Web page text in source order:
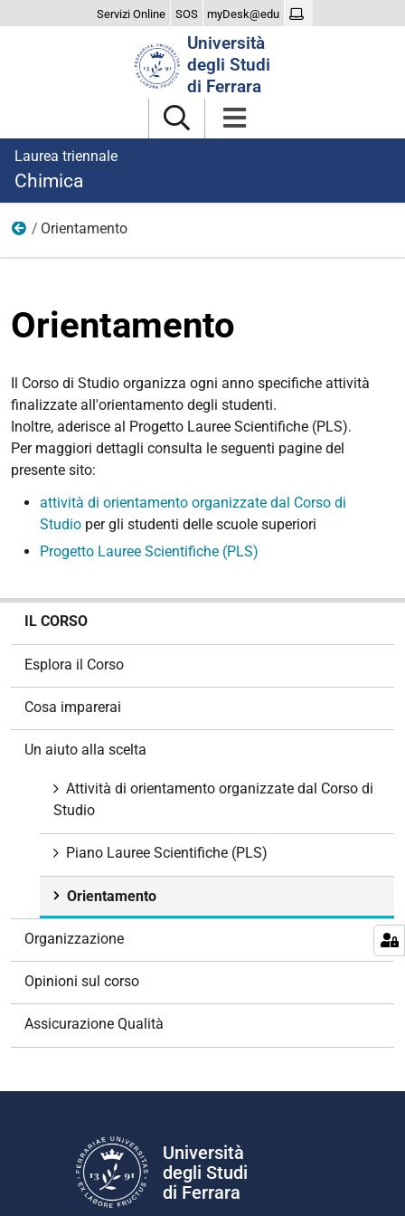
Servizi Online SOS myDesk@edu
Università
degli Studi
di Ferrara
Laurea triennale
Chimica
Un aiuto alla scelta
Orientamento
Orientamento
Il Corso di Studio organizza ogni anno specifiche attività
finalizzate all'orientamento degli studenti.
Inoltre, aderisce al Progetto Lauree Scientifiche (PLS).
Per maggiori dettagli consulta le seguenti pagine del
presente sito:
attività di orientamento organizzate dal Corso di
Studio per gli studenti delle scuole superiori
Progetto Lauree Scientifiche (PLS)
IL CORSO
Esplora il Corso
Cosa imparerai
Un aiuto alla scelta
Attività di orientamento organizzate dal Corso di
Studio
Piano Lauree Scientifiche (PLS)
Orientamento
Organizzazione
Opinioni sul corso
Assicurazione Qualità
Università
degli Studi
di Ferrara